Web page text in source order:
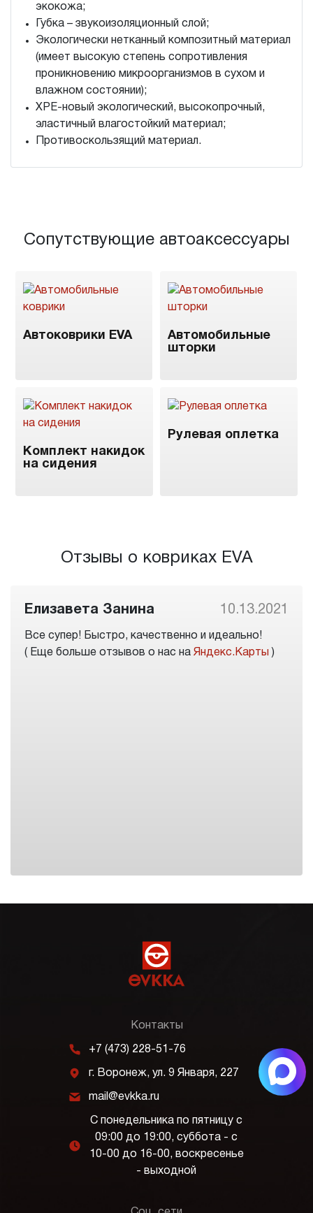
экокожа;
Губка – звукоизоляционный слой;
Экологически нетканный композитный материал
(имеет высокую степень сопротивления
проникновению микроорганизмов в сухом и
влажном состоянии);
XPE-новый экологический, высокопрочный,
эластичный влагостойкий материал;
Противоскользящий материал.
Сопутствующие автоаксессуары
Автоковрики EVA
Автомобильные
шторки
Комплект накидок
на сидения
Рулевая оплетка
Отзывы о ковриках EVA
Елизавета Занина 10.13.2021
Все супер! Быстро, качественно и идеально!
( Еще больше отзывов о нас на Яндекс.Карты )
Контакты
m +7 (473) 228-51-76
j г. Воронеж, ул. 9 Января, 227
k mail@evkka.ru
l
С понедельника по пятницу с
09:00 до 19:00, суббота - с
10-00 до 16-00, воскресенье
- выходной